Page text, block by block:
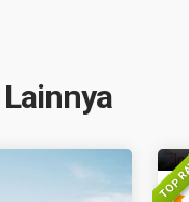
Lainnya
TOP